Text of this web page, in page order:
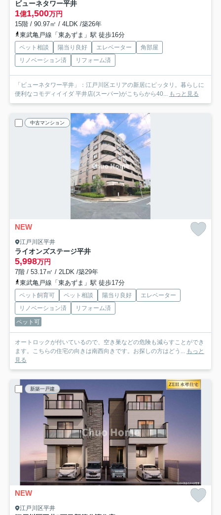
ビューネタワー平井
1億1,500万円
15階 / 90.97㎡ / 4LDK /築26年
東武亀戸線「東あずま」駅 徒歩16分
ペット相談 陽当り良好 エレベーター
角部屋
リノベーション済
リフォーム済
「ビューネタワー平井」：江戸川区エリアの新居にピッタリ。暮らしに
便利なコモディイイダ 平井店(スーパー)がこちらから40... もっと見る
中古マンション
NEW
江戸川区平井
ライオンズステージ平井
5,998万円
7階 / 53.17㎡ / 2LDK /築29年
東武亀戸線「東あずま」駅 徒歩17分
ペット飼育可 ペット相談 陽当り良好
エレベーター
リノベーション済
リフォーム済
ペット可
オートロックが付いているので、空き巣などの危険も減らすことができ
ます。こちらの住宅の向きは南西向きです。お探しの方はどう... もっと
見る
新築一戸建
NEW
江戸川区平井